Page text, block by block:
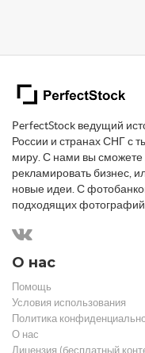
PerfectStock ведущий
России и странах СНГ с
миру. С нами вы сможете
рекламировать бизнес,
новые идеи. С
подходящих фотографий
О нас
Помощь
Условия использования
Политика
О нас
Лицензия (бесплатный